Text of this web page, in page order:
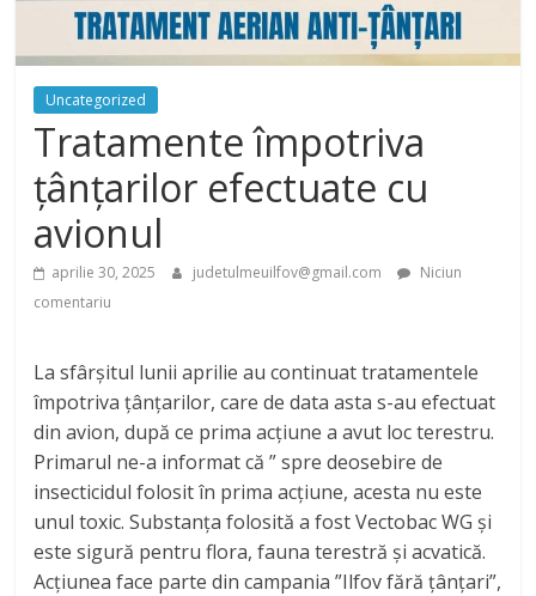
Uncategorized
Tratamente împotriva
țânțarilor efectuate cu
avionul
aprilie 30, 2025 judetulmeuilfov@gmail.com
Niciun
comentariu
La sfârșitul lunii aprilie au continuat tratamentele
împotriva țânțarilor, care de data asta s-au efectuat
din avion, după ce prima acțiune a avut loc terestru.
Primarul ne-a informat că ” spre deosebire de
insecticidul folosit în prima acțiune, acesta nu este
unul toxic. Substanța folosită a fost Vectobac WG și
este sigură pentru flora, fauna terestră și acvatică.
Acțiunea face parte din campania ”Ilfov fără țânțari”,